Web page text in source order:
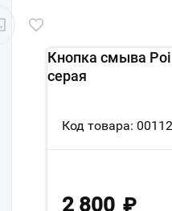
Кнопка смыва
серая
Код товара:
2 800 ₽